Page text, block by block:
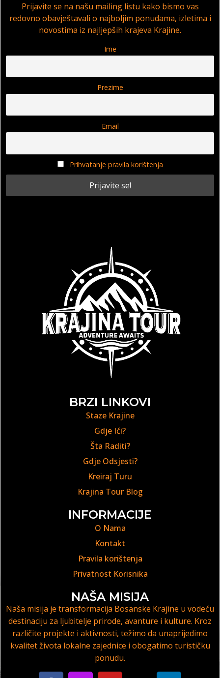
Prijavite se na našu mailing listu kako bismo vas
redovno obavještavali o najboljim ponudama, izletima i
novostima iz najljepših krajeva Krajine.
Ime
Prezime
Email
Prihvatanje pravila korištenja
BRZI LINKOVI
Staze Krajine
Gdje Ići?
Šta Raditi?
Gdje Odsjesti?
Kreiraj Turu
Krajina Tour Blog
INFORMACIJE
O Nama
Kontakt
Pravila korištenja
Privatnost Korisnika
NAŠA MISIJA
Naša misija je transformacija Bosanske Krajine u vodeću
destinaciju za ljubitelje prirode, avanture i kulture. Kroz
različite projekte i aktivnosti, težimo da unaprijedimo
kvalitet života lokalne zajednice i obogatimo turističku
ponudu.